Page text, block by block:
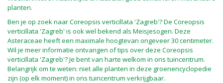
planten.
Ben je op zoek naar Coreopsis verticillata 'Zagreb'? De Coreopsis
verticillata 'Zagreb' is ook wel bekend als Meisjesogen. Deze
Asteraceae heeft een maximale hoogtevan ongeveer 30 centimeter.
Wil je meer informatie ontvangen of tips over deze Coreopsis
verticillata 'Zagreb'? Je bent van harte welkom in ons tuincentrum.
Belangrijk om te weten: niet alle planten in deze groenencyclopedie
zijn (op elk moment) in ons tuincentrum verkrijgbaar.